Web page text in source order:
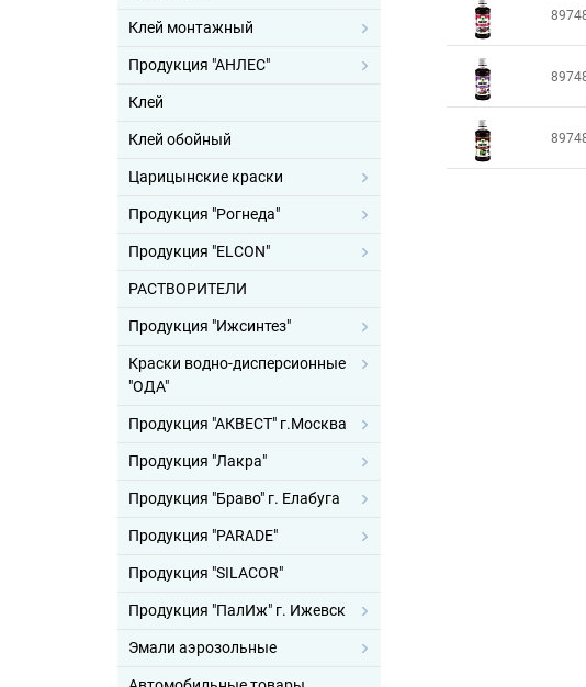
Клей монтажный
Продукция "АНЛЕС"
Клей
Клей обойный
Царицынские краски
Продукция "Рогнеда"
Продукция "ELCON"
РАСТВОРИТЕЛИ
Продукция "Ижсинтез"
Краски водно-дисперсионные
"ОДА"
Продукция "АКВЕСТ" г.Москва
Продукция "Лакра"
Продукция "Браво" г. Елабуга
Продукция "PARADE"
Продукция "SILACOR"
Продукция "ПалИж" г. Ижевск
Эмали аэрозольные